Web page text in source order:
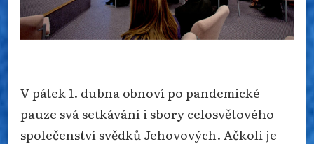
V pátek 1. dubna obnoví po pandemické
pauze svá setkávání i sbory celosvětového
společenství svědků Jehovových. Ačkoli je